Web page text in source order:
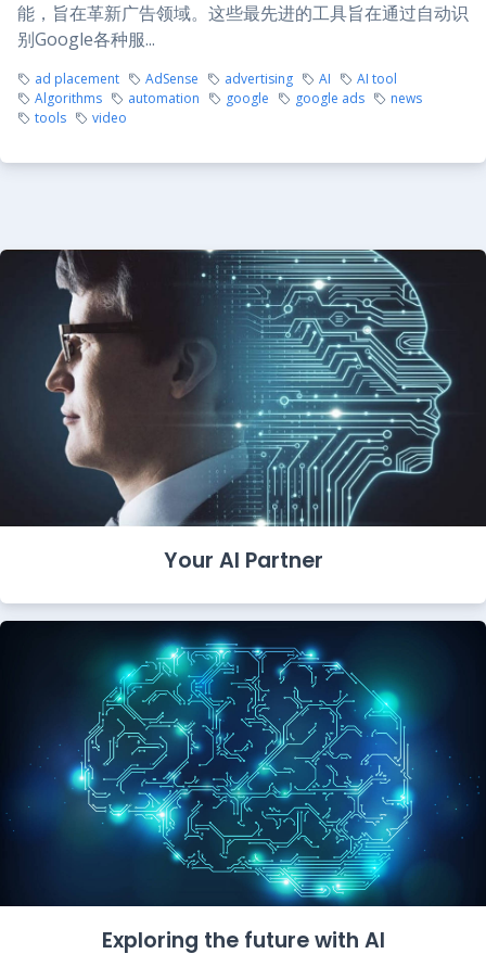
能，旨在革新广告领域。这些最先进的工具旨在通过自动识
别Google各种服...
ad placement AdSense advertising AI
AI tool
Algorithms
automation google google ads
news
tools
video
Your AI Partner
Exploring the future with AI